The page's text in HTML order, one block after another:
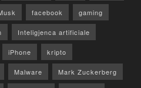
facebook gaming
Inteligjenca artificiale
iPhone kripto
Malware Mark Zuckerberg